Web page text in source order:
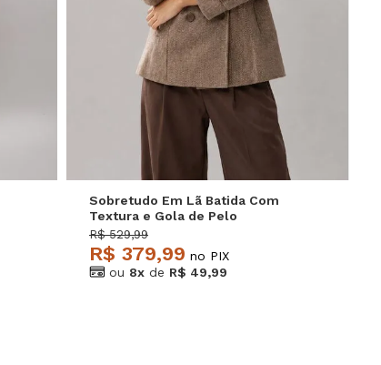
P M G GG
Sobretudo Em Lã Batida Com
Textura e Gola de Pelo
Removível Marrom Salvatore
R$ 529,99
R$ 379,99 no PIX
ou 8x de R$ 49,99